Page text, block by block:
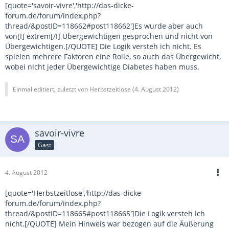
[quote='savoir-vivre','http://das-dicke-
forum.de/forum/index.php?
thread/&postID=118662#post118662']Es wurde aber auch
von[I] extrem[/I] Übergewichtigen gesprochen und nicht von
Übergewichtigen.[/QUOTE] Die Logik versteh ich nicht. Es
spielen mehrere Faktoren eine Rolle, so auch das Übergewicht,
wobei nicht jeder Übergewichtige Diabetes haben muss.
Einmal editiert, zuletzt von Herbstzeitlose (4. August 2012)
savoir-vivre
Gast
4. August 2012
[quote='Herbstzeitlose','http://das-dicke-
forum.de/forum/index.php?
thread/&postID=118665#post118665']Die Logik versteh ich
nicht.[/QUOTE] Mein Hinweis war bezogen auf die Äußerung